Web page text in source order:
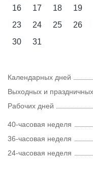
16
17 18 19
23
24 25 26
30
31
Календарных дней
Выходных и праздничных
Рабочих дней
40-часовая неделя
36-часовая неделя
24-часовая неделя